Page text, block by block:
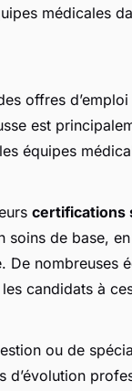
médicales
offres
est
équipes
certifications
soins de base,
De nombreuses
candidats à
ou de
d’évolution